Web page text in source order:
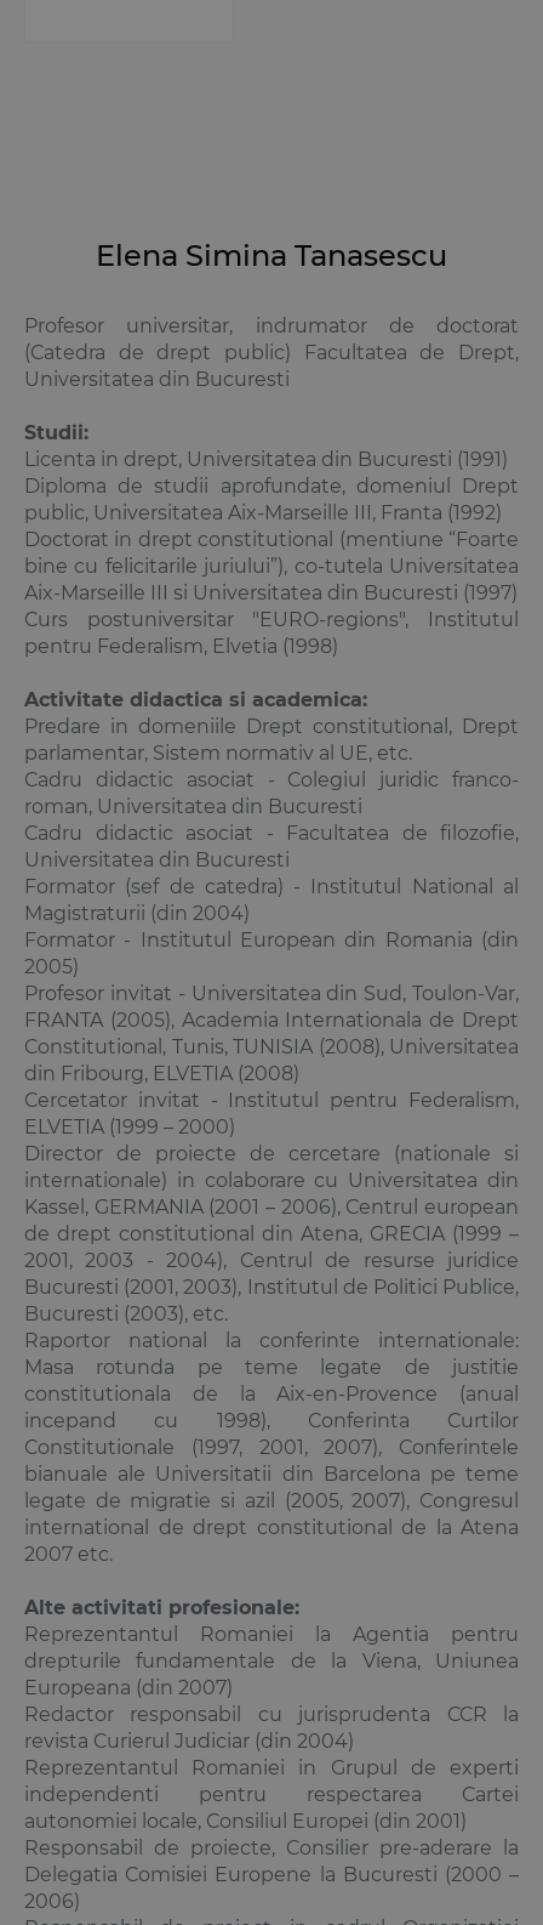
Elena Simina Tanasescu
Profesor universitar, indrumator de doctorat
(Catedra de drept public) Facultatea de Drept,
Universitatea din Bucuresti
Studii:
Licenta in drept, Universitatea din Bucuresti (1991)
Diploma de studii aprofundate, domeniul Drept
public, Universitatea Aix-Marseille III, Franta (1992)
Doctorat in drept constitutional (mentiune “Foarte
bine cu felicitarile juriului”), co-tutela Universitatea
Aix-Marseille III si Universitatea din Bucuresti (1997)
Curs postuniversitar "EURO-regions", Institutul
pentru Federalism, Elvetia (1998)
Activitate didactica si academica:
Predare in domeniile Drept constitutional , Drept
parlamentar, Sistem normativ al UE, etc.
Cadru didactic asociat - Colegiul juridic franco-
roman, Universitatea din Bucuresti
Cadru didactic asociat - Facultatea de filozofie,
Universitatea din Bucuresti
Formator (sef de catedra) - Institutul National al
Magistraturii (din 2004)
Formator - Institutul European din Romania (din
2005)
Profesor invitat - Universitatea din Sud, Toulon-Var,
FRANTA (2005), Academia Internationala de Drept
Constitutional, Tunis, TUNISIA (2008), Universitatea
din Fribourg, ELVETIA (2008)
Cercetator invitat - Institutul pentru Federalism,
ELVETIA (1999 – 2000)
Director de proiecte de cercetare (nationale si
internationale) in colaborare cu Universitatea din
Kassel, GERMANIA (2001 – 2006), Centrul european
de drept constitutional din Atena, GRECIA (1999 –
2001, 2003 - 2004), Centrul de resurse juridice
Bucuresti (2001, 2003), Institutul de Politici Publice,
Bucuresti (2003), etc.
Raportor national la conferinte internationale:
Masa rotunda pe teme legate de justitie
constitutionala de la Aix-en-Provence (anual
incepand cu 1998), Conferinta Curtilor
Constitutionale (1997, 2001, 2007), Conferintele
bianuale ale Universitatii din Barcelona pe teme
legate de migratie si azil (2005, 2007), Congresul
international de drept constitutional de la Atena
2007 etc.
Alte activitati profesionale:
Reprezentantul Romaniei la Agentia pentru
drepturile fundamentale de la Viena, Uniunea
Europeana (din 2007)
Redactor responsabil cu jurisprudenta CCR la
revista Curierul Judiciar (din 2004)
Reprezentantul Romaniei in Grupul de experti
independenti pentru respectarea Cartei
autonomiei locale, Consiliul Europei (din 2001)
Responsabil de proiecte, Consilier pre-aderare la
Delegatia Comisiei Europene la Bucuresti (2000 –
2006)